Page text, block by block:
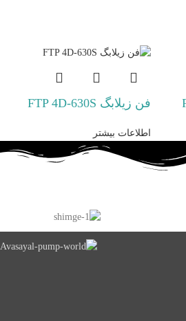
فن زیلابگ FTP 4D-630S
اطلاعات بیشتر